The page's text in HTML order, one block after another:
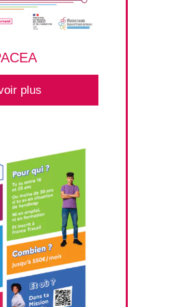
plus